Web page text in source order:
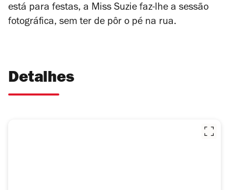
está para festas, a Miss Suzie faz-lhe a sessão
fotográfica, sem ter de pôr o pé na rua.
Detalhes